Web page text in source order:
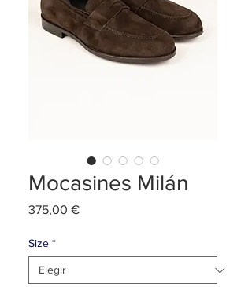
Mocasines Milán
375,00 €Precio
Size *